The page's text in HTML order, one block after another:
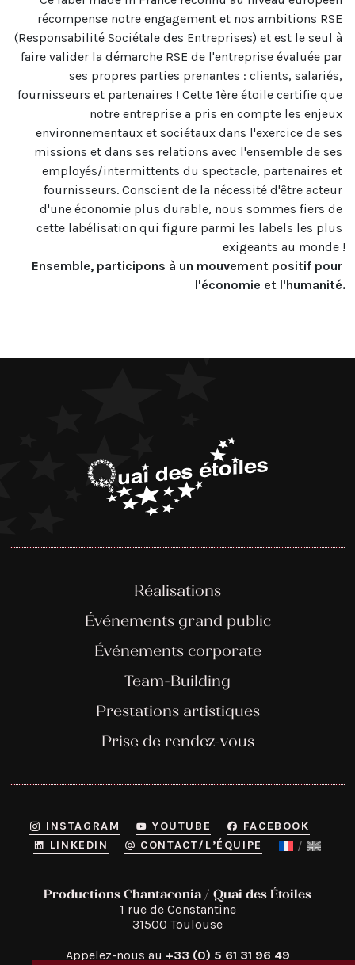
récompense notre engagement et nos ambitions RSE
(Responsabilité Sociétale des Entreprises) et est le seul à
faire valider la démarche RSE de l'entreprise évaluée par
ses propres parties prenantes : clients, salariés,
fournisseurs et partenaires ! Cette 1ère étoile certifie que
notre entreprise a pris en compte les enjeux
environnementaux et sociétaux dans l'exercice de ses
missions et dans ses relations avec l'ensemble de ses
employés/intermittents du spectacle, partenaires et
fournisseurs. Conscient de la nécessité d'être acteur
d'une économie plus durable, nous sommes fiers de
cette labélisation qui figure parmi les labels les plus
Ensemble, participons à un mouvement positif pour
l'économie et l'humanité.
Réalisations
Événements grand public
Événements corporate
Team-Building
Prestations artistiques
Prise de rendez-vous
INSTAGRAM YOUTUBE
FACEBOOK
LINKEDIN
CONTACT/L’ÉQUIPE
Productions Chantaconia / Quai des Étoiles
1 rue de Constantine
31500 Toulouse
Appelez-nous au +33 (0) 5 61 31 96 49